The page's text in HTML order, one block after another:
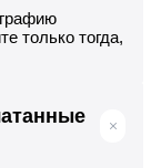
только тогда,